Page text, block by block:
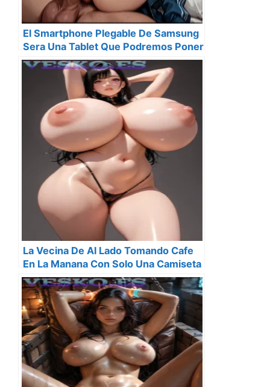
El Smartphone Plegable De Samsung
Sera Una Tablet Que Podremos Poner
En Nuestro Bolsillo Segun El Ceo De
La Compania
La Vecina De Al Lado Tomando Cafe
En La Manana Con Solo Una Camiseta